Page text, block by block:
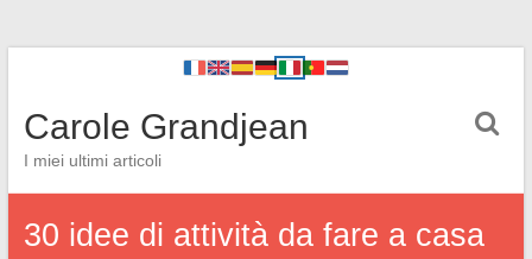
Carole Grandjean
I miei ultimi articoli
30 idee di attività da fare a casa